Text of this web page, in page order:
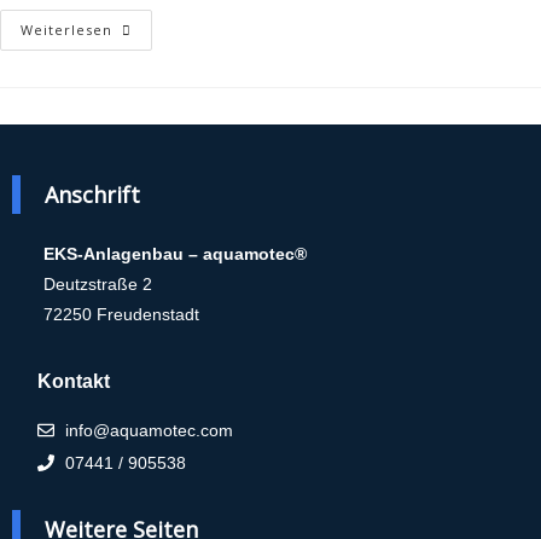
Weiterlesen
Anschrift
EKS-Anlagenbau – aquamotec®
Deutzstraße 2
72250 Freudenstadt
Kontakt
info@aquamotec.com
07441 / 905538
Weitere Seiten